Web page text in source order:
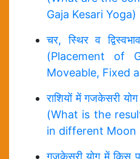
Gaja Kesari Yoga)
चर, स्थिर व
(Placement of
Moveable, Fixed
राशियों में गजकेसरी
(What is the
in different Moon
गजकेसरी योग में किस